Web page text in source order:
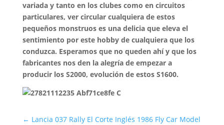
variada y tanto en los clubes como en circuitos
particulares, ver circular cualquiera de estos
pequeños monstruos es una delicia que eleva el
sentimiento por este hobby de cualquiera que los
conduzca. Esperamos que no queden ahí y que los
fabricantes nos den la alegría de empezar a
producir los S2000, evolución de estos S1600.
← Lancia 037 Rally El Corte Inglés 1986 Fly Car Model